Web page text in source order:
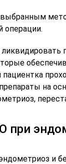
выбранным
операции.
на
при
и